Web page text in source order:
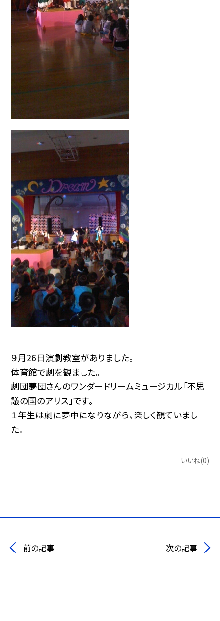
９月26日演劇教室がありました。
体育館で劇を観ました。
劇団夢団さんのワンダードリームミュージカル「不思
議の国のアリス」です。
１年生は劇に夢中になりながら、楽しく観ていまし
た。
いいね(0)
前の記事 次の記事